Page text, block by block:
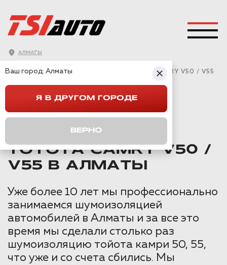
АЛМАТЫ
ПРАВИЛЬНАЯ ШУМОИЗОЛЯЦИЯ TOYOTA CAMRY V50 / V55
ПРАВИЛЬНАЯ
ШУМОИЗОЛЯЦИЯ
TOYOTA CAMRY V50 /
V55 В АЛМАТЫ
Уже более 10 лет мы профессионально
занимаемся шумоизоляцией
автомобилей в Алматы и за все это
время мы сделали столько раз
шумоизоляцию тойота камри 50, 55,
что уже и со счета сбились. Мы
Ваш город: Алматы
Я В ДРУГОМ ГОРОДЕ
ВЕРНО